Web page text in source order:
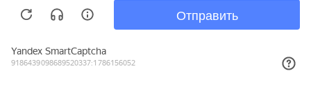
© bibinet.ru - система поиска запчастей,
Copyright 2010-2026 Все права защищены